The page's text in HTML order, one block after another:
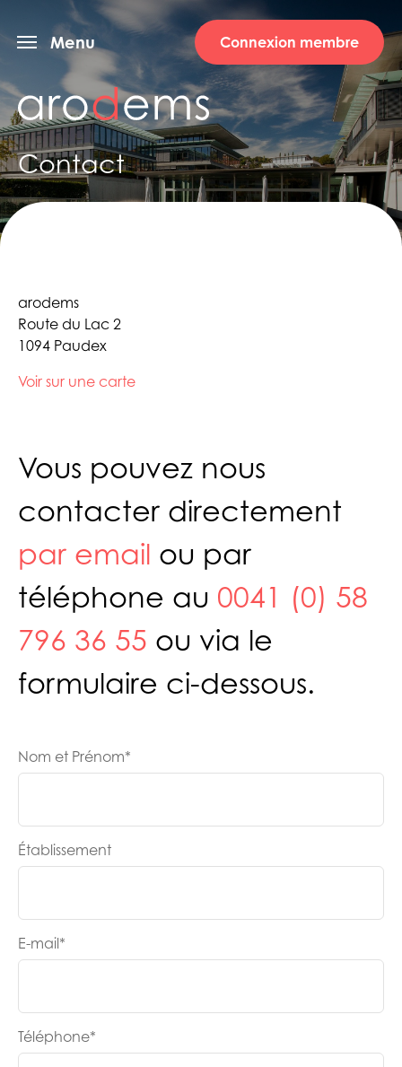
Menu Connexion membre
Contact
arodems
Route du Lac 2
1094 Paudex
Voir sur une carte
Vous pouvez nous
contacter directement
par email ou par
téléphone au 0041 (0) 58
796 36 55 ou via le
formulaire ci-dessous.
Nom et Prénom*
Établissement
E-mail*
Téléphone*